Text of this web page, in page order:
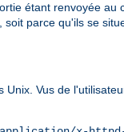
étant renvoyée au
, soit parce qu'ils se
Vus de